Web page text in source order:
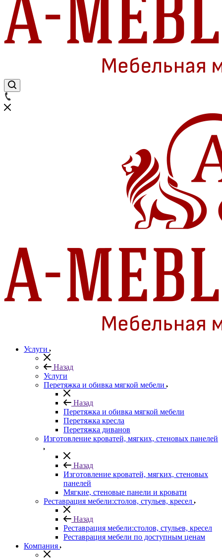
Услуги
Назад
Услуги
Перетяжка и обивка мягкой мебели
Назад
Перетяжка и обивка мягкой мебели
Перетяжка кресла
Перетяжка диванов
Изготовление кроватей, мягких, стеновых панелей
Назад
Изготовление кроватей, мягких, стеновых
панелей
Мягкие, стеновые панели и кровати
Реставрация мебели:столов, стульев, кресел
Назад
Реставрация мебели:столов, стульев, кресел
Реставрация мебели по доступным ценам
Компания